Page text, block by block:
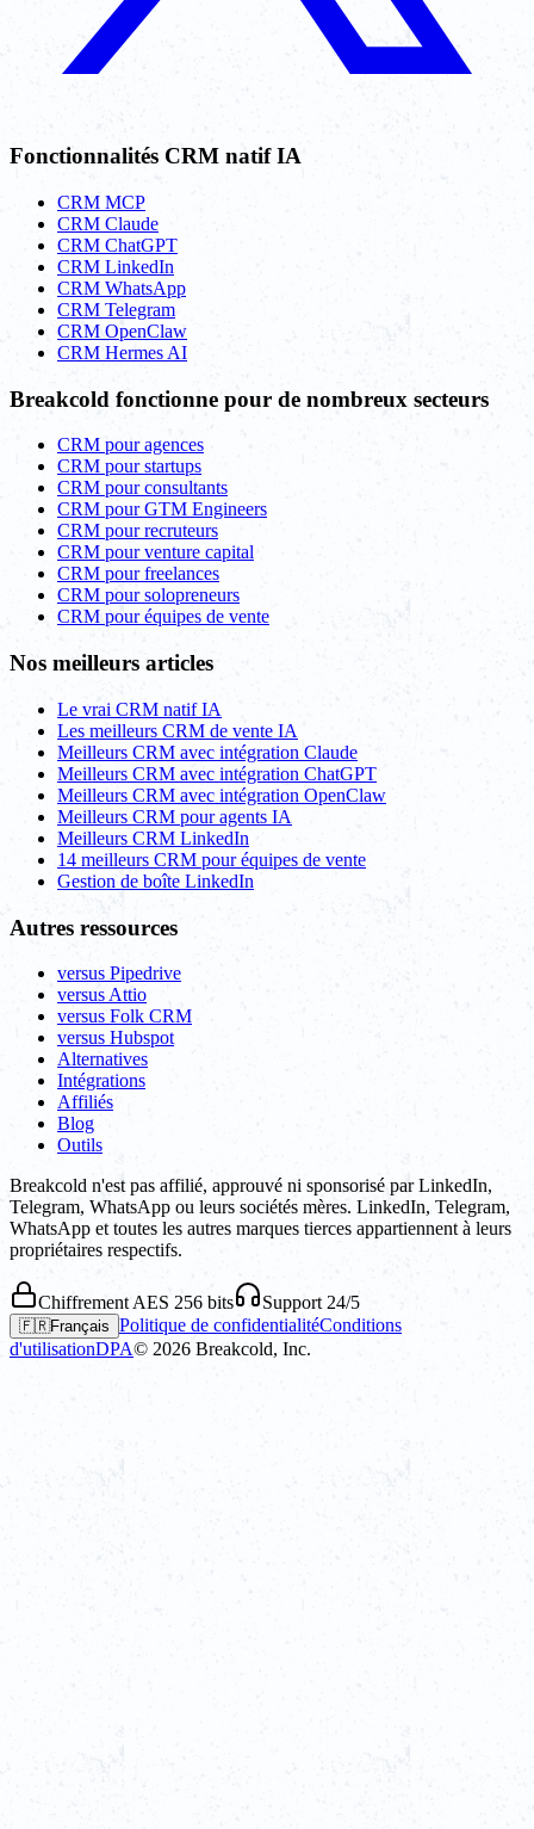
Fonctionnalités CRM natif IA
CRM MCP
CRM Claude
CRM ChatGPT
CRM LinkedIn
CRM WhatsApp
CRM Telegram
CRM OpenClaw
CRM Hermes AI
Breakcold fonctionne pour de nombreux secteurs
CRM pour agences
CRM pour startups
CRM pour consultants
CRM pour GTM Engineers
CRM pour recruteurs
CRM pour venture capital
CRM pour freelances
CRM pour solopreneurs
CRM pour équipes de vente
Nos meilleurs articles
Le vrai CRM natif IA
Les meilleurs CRM de vente IA
Meilleurs CRM avec intégration Claude
Meilleurs CRM avec intégration ChatGPT
Meilleurs CRM avec intégration OpenClaw
Meilleurs CRM pour agents IA
Meilleurs CRM LinkedIn
14 meilleurs CRM pour équipes de vente
Gestion de boîte LinkedIn
Autres ressources
versus Pipedrive
versus Attio
versus Folk CRM
versus Hubspot
Alternatives
Intégrations
Affiliés
Blog
Outils
Breakcold n'est pas affilié, approuvé ni sponsorisé par LinkedIn,
Telegram, WhatsApp ou leurs sociétés mères. LinkedIn, Telegram,
WhatsApp et toutes les autres marques tierces appartiennent à leurs
propriétaires respectifs.
Chiffrement AES 256 bits Support 24/5
🇫🇷Français Politique de confidentialitéConditions
d'utilisationDPA© 2026 Breakcold, Inc.